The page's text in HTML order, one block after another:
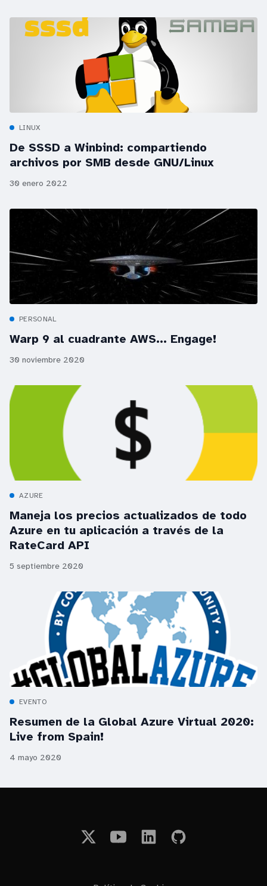
LINUX
De SSSD a Winbind: compartiendo
archivos por SMB desde GNU/Linux
30 enero 2022
PERSONAL
Warp 9 al cuadrante AWS... Engage!
30 noviembre 2020
AZURE
Maneja los precios actualizados de todo
Azure en tu aplicación a través de la
RateCard API
5 septiembre 2020
EVENTO
Resumen de la Global Azure Virtual 2020:
Live from Spain!
4 mayo 2020